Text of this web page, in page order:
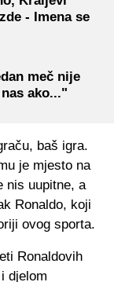
- Imena se
meč nije
ako..."
baš igra.
je mjesto na
nis uupitne, a
Ronaldo, koji
ovog sporta.
Ronaldovih
djelom